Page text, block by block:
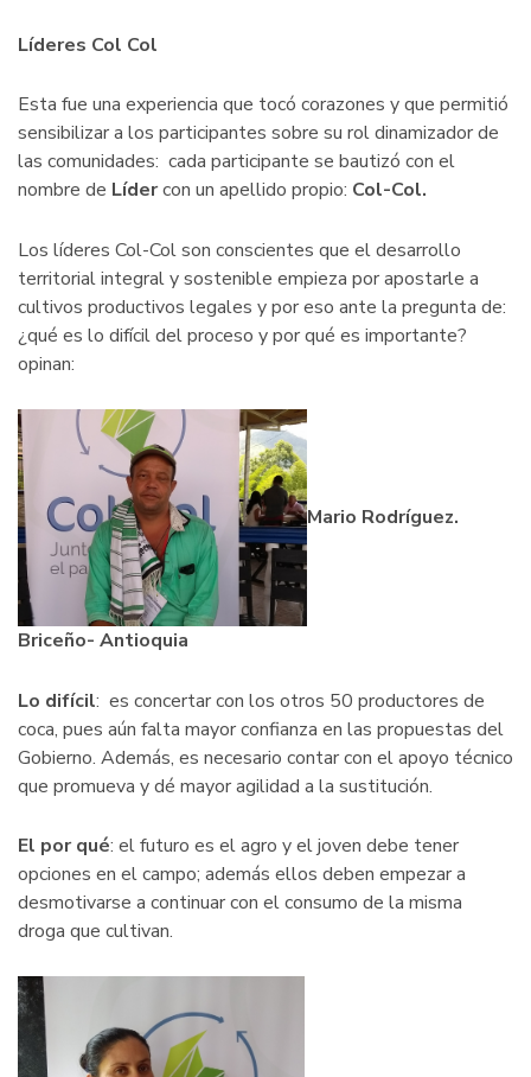
Líderes Col Col
Esta fue una experiencia que tocó corazones y que permitió
sensibilizar a los participantes sobre su rol dinamizador de
las comunidades: cada participante se bautizó con el
nombre de Lídercon un apellido propio: Col-Col.
Los líderes Col-Col son conscientes que el desarrollo
territorial integral y sostenible empieza por apostarle a
cultivos productivos legales y por eso ante la pregunta de:
¿qué es lo difícil del proceso y por qué es importante?
opinan:
Mario Rodríguez.
Briceño- Antioquia
Lo difícil: es concertar con los otros 50 productores de
coca, pues aún falta mayor confianza en las propuestas del
Gobierno. Además, es necesario contar con el apoyo técnico
que promueva y dé mayor agilidad a la sustitución.
El por qué: el futuro es el agro y el joven debe tener
opciones en el campo; además ellos deben empezar a
desmotivarse a continuar con el consumo de la misma
droga que cultivan.